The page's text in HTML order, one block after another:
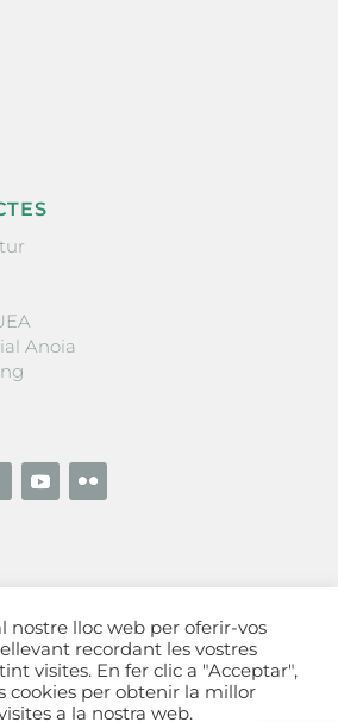
Anoia
l’Anoia (UEA)
08700 – Igualada(Barcelona)
nostre lloc web per oferir-vos
recordant les vostres
visites. En fer clic a "Acceptar",
cookies per obtenir la millor
a la nostra web.